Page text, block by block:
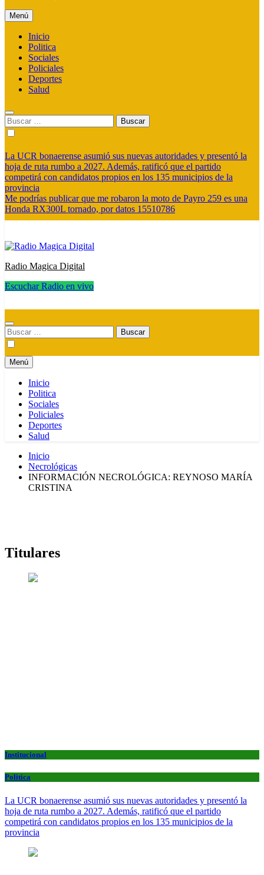
Menú
Inicio
Politica
Sociales
Policiales
Deportes
Salud
Buscar:
La UCR bonaerense asumió sus nuevas autoridades y presentó la
hoja de ruta rumbo a 2027. Además, ratificó que el partido
competirá con candidatos propios en los 135 municipios de la
provincia
Me podrías publicar que me robaron la moto de Payro 259 es una
Honda RX300L tornado, por datos 15510786
Radio Magica Digital
Escuchar Radio en vivo
Buscar:
Menú
Inicio
Politica
Sociales
Policiales
Deportes
Salud
Inicio
Necrológicas
INFORMACIÓN NECROLÓGICA: REYNOSO MARÍA
CRISTINA
Titulares
Institucional
Politica
La UCR bonaerense asumió sus nuevas autoridades y presentó la
hoja de ruta rumbo a 2027. Además, ratificó que el partido
competirá con candidatos propios en los 135 municipios de la
provincia